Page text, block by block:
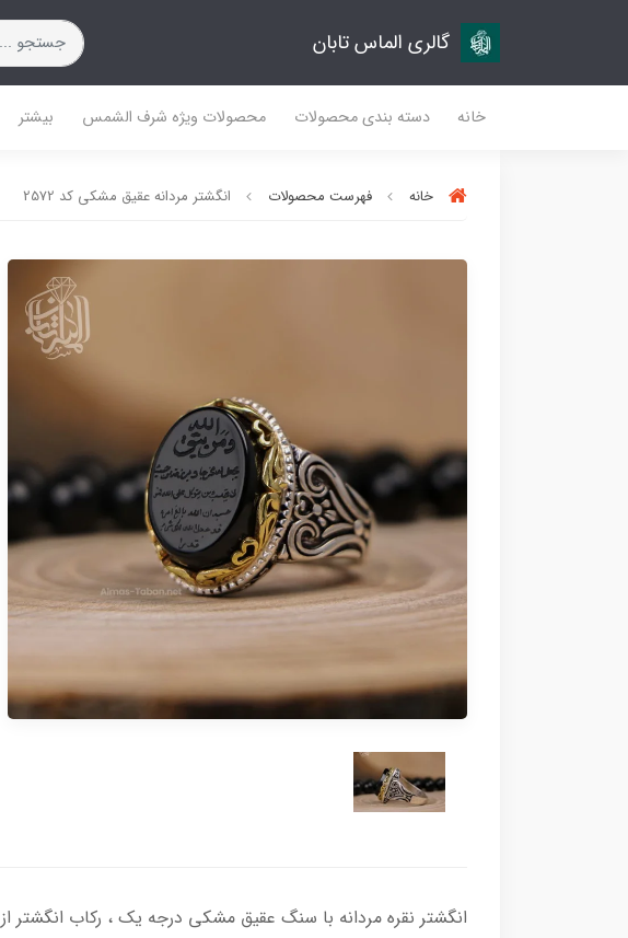
گالری الماس تابان
خانه دسته بندی محصولات محصولات ویژه شرف الشمس بیشتر
خانه فهرست محصولات انگشتر مردانه عقیق مشکی کد 2572